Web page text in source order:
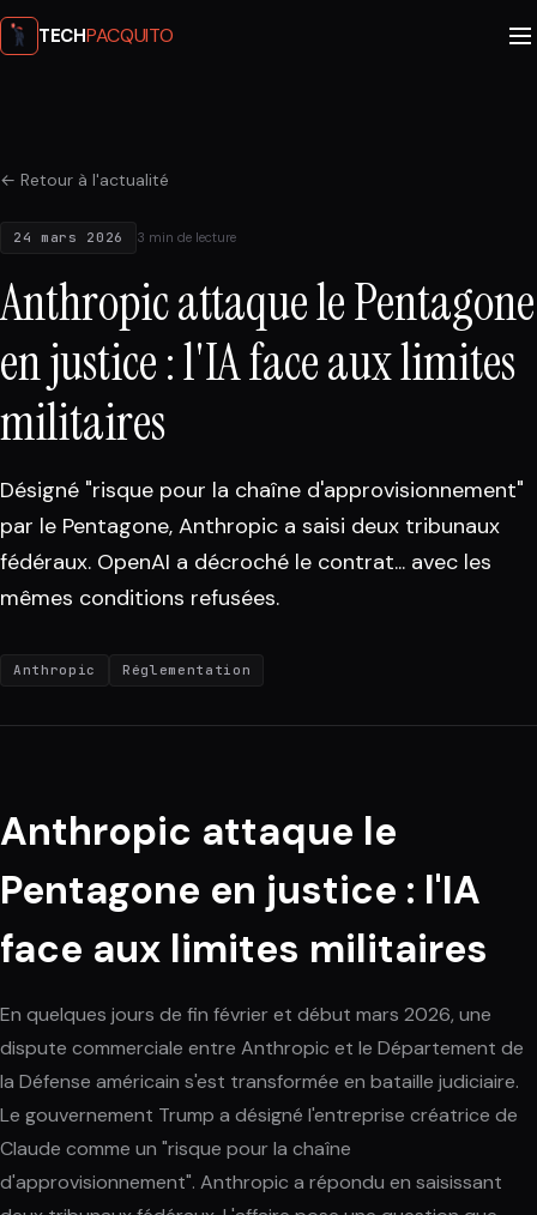
TECHPACQUITO
← Retour à l'actualité
24 mars 2026 3 min de lecture
Anthropic attaque le Pentagone
en justice : l'IA face aux limites
militaires
Désigné "risque pour la chaîne d'approvisionnement"
par le Pentagone, Anthropic a saisi deux tribunaux
fédéraux. OpenAI a décroché le contrat... avec les
mêmes conditions refusées.
Anthropic Réglementation
Anthropic attaque le
Pentagone en justice : l'IA
face aux limites militaires
En quelques jours de fin février et début mars 2026, une
dispute commerciale entre Anthropic et le Département de
la Défense américain s'est transformée en bataille judiciaire.
Le gouvernement Trump a désigné l'entreprise créatrice de
Claude comme un "risque pour la chaîne
d'approvisionnement". Anthropic a répondu en saisissant